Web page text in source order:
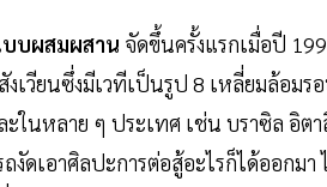
บผสมผสาน จัดขึ้นครั้งแรกเมื่อปี
เวียนซึ่งมีเวทีเป็นรูป 8 เหลี่ยมล้อมร
ในหลาย ๆ ประเทศ เช่น บราซิล อิตา
ดเอาศิลปะการต่อสู้อะไรก็ได้ออกมา